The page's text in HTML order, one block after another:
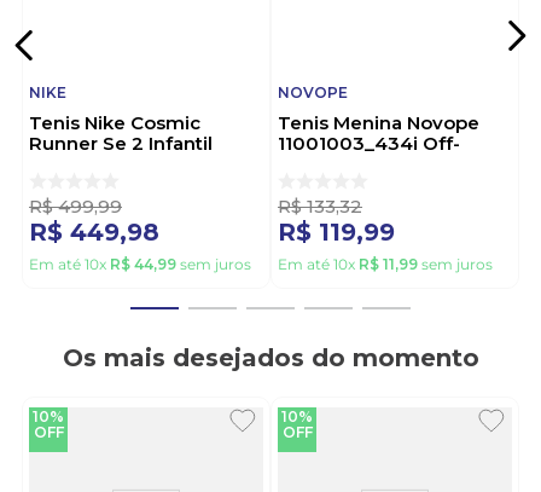
NIKE
Tenis Nike Cosmic
Runner Se 2 Infantil
R$ 499,99
R$ 449,98
Em até 10x R$ 44,99 sem juros
NOVOPE
Tenis Menina Novope
11001003_434i Off-
R$ 133,32
R$ 119,99
Em até 10x R$ 11,99 sem juros
Os mais desejados do momento
10%
OFF
10%
OFF